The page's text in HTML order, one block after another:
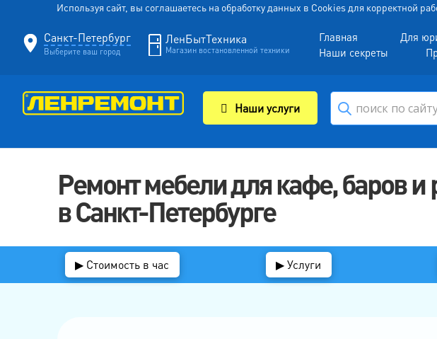
Используя сайт, вы соглашаетесь на обработку данных в Cookies для корректной
Санкт-Петербург
Выберите ваш город
ЛенБытТехника
Магазин востановленной техники
Главная Для
Наши секреты
Наши услуги
Ремонт мебели для кафе, баров и
в Санкт-Петербурге
▶ Стоимость в час ▶ Услуги